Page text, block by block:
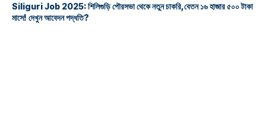
Siliguri Job 2025: শিলিগুড়ি পৌরসভা থেকে নতুন চাকরি,বেতন ১৬ হাজার ৫০০ টাকা
মাসে! দেখুন আবেদন পদ্ধতি?